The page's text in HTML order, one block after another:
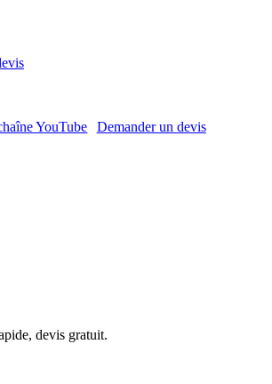
YouTube
Demander un devis
devis gratuit.